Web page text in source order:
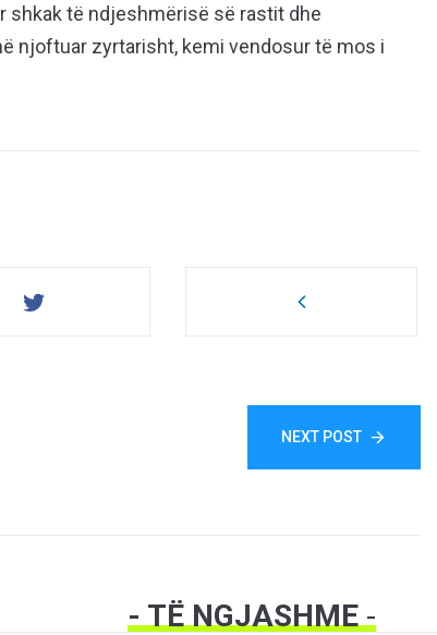
shkak të ndjeshmërisë së rastit dhe
njoftuar zyrtarisht, kemi vendosur të mos i
NEXT POST
- TË NGJASHME-